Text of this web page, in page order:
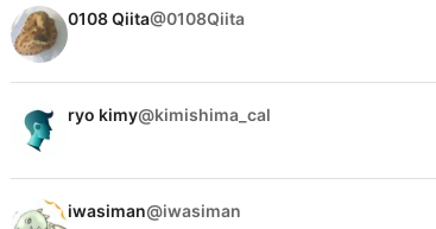
0108 Qiita@0108Qiita
ryo kimy@kimishima_cal
iwasiman@iwasiman